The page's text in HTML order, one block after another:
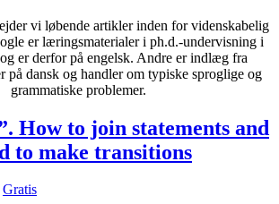
vi løbende artikler inden for videnskabelig
er læringsmaterialer i ph.d.-undervisning i
er derfor på engelsk. Andre er indlæg fra
på dansk og handler om typiske sproglige og
grammatiske problemer.
How to join statements and
to make transitions
Gratis